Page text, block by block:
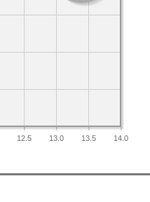
12.5 13.0 13.5 14.0